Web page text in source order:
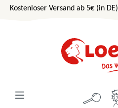
Zum Hauptinhalt springen
Kostenloser Versand ab 5€ (in DE)